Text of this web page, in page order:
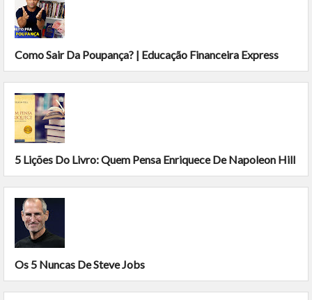
Como Sair Da Poupança? | Educação Financeira Express
5 Lições Do Livro: Quem Pensa Enriquece De Napoleon Hill
Os 5 Nuncas De Steve Jobs